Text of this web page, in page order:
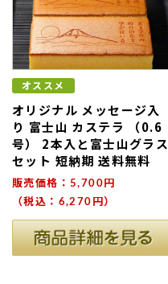
オススメ
オリジナル メッセージ入
り 富士山 カステラ （0.6
号） 2本入と富士山グラス
セット 短納期 送料無料
販売価格：5,700円
（税込：6,270円）